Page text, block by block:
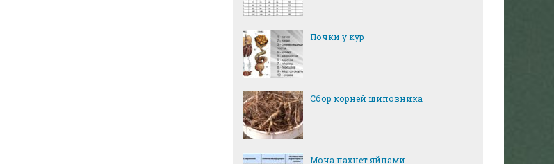
Почки у кур
Сбор корней шиповника
Моча пахнет яйцами